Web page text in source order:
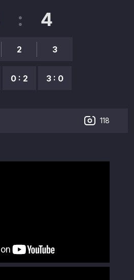
: 4
2
0 : 2
3
3 : 0
118